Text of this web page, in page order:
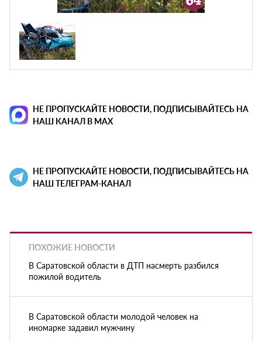
НЕ ПРОПУСКАЙТЕ НОВОСТИ, ПОДПИСЫВАЙТЕСЬ НА
НАШ КАНАЛ В MAX
НЕ ПРОПУСКАЙТЕ НОВОСТИ, ПОДПИСЫВАЙТЕСЬ НА
НАШ ТЕЛЕГРАМ-КАНАЛ
ПОХОЖИЕ НОВОСТИ
В Саратовской области в ДТП насмерть разбился
пожилой водитель
В Саратовской области молодой человек на
иномарке задавил мужчину